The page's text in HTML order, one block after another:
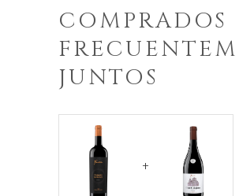
COMPRADOS
JUNTOS
+